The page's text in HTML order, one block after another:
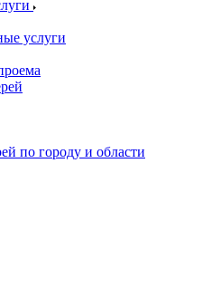
услуги
по городу и области